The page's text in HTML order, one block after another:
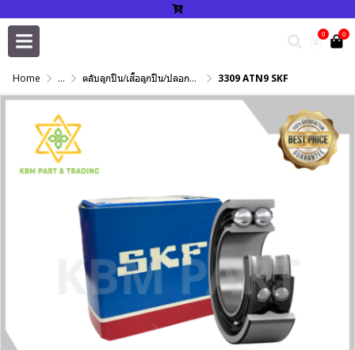
0 0
Home ... ตลับลูกปืน/เสื้อลูกปืน/ปลอกปรับเพลา/แหวนกำหนด/เพลาฮาร์ดโครม 3309 ATN9 SKF